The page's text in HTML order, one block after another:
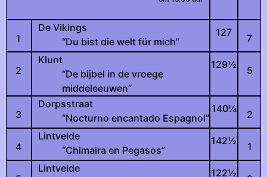
1
De Vikings
“Du bist die welt für mich”
127 7
2
Klunt
“De bijbel in de vroege
middeleeuwen”
129½ 5
3
Dorpsstraat
“Nocturno encantado Espagnol”
140¼ 2
4
Lintvelde
“Chimaira en Pegasos”
142½ 1
Lintvelde
122½